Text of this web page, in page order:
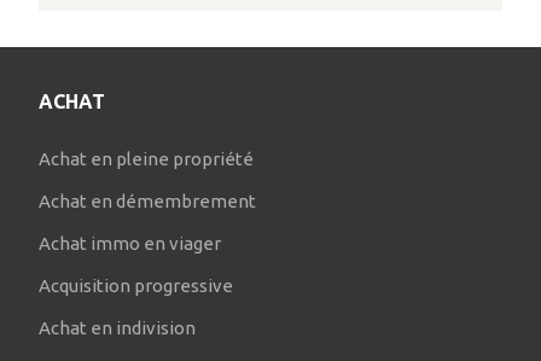
ACHAT
Achat en pleine propriété
Achat en démembrement
Achat immo en viager
Acquisition progressive
Achat en indivision